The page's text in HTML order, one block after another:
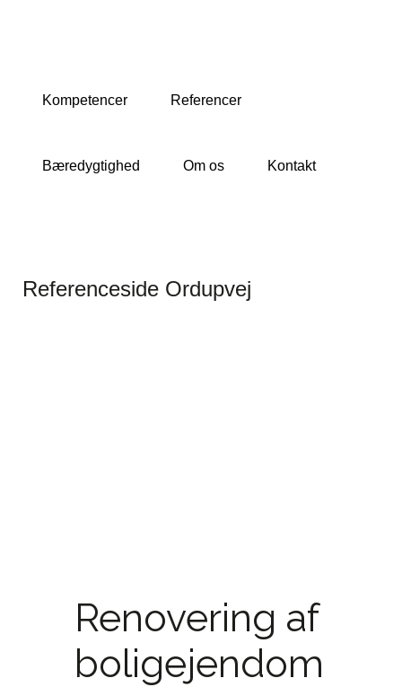
Kompetencer Referencer
Bæredygtighed Om os Kontakt
Referenceside Ordupvej
Renovering af
boligejendom